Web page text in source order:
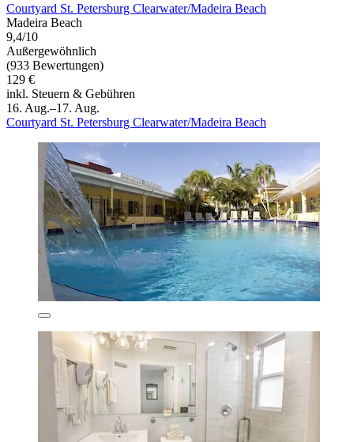
Courtyard St. Petersburg Clearwater/Madeira Beach
Madeira Beach
9,4/10
Außergewöhnlich
(933 Bewertungen)
129 €
inkl. Steuern & Gebühren
16. Aug.–17. Aug.
Courtyard St. Petersburg Clearwater/Madeira Beach